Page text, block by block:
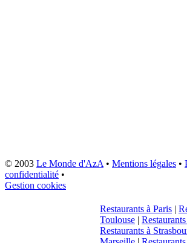
© 2003 Le Monde d'AzA• Mentions légales •
confidentialité •
Gestion cookies
Restaurants à Paris |
Toulouse |
Restaurants à